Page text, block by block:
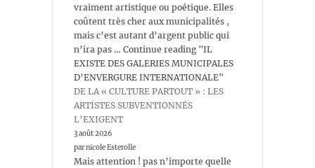
vraiment artistique ou poétique. Elles
coûtent très cher aux municipalités ,
mais c’est autant d’argent public qui
n’ira pas … Continue reading "IL
EXISTE DES GALERIES MUNICIPALES
D’ENVERGURE INTERNATIONALE"
DE LA « CULTURE PARTOUT » : LES
ARTISTES SUBVENTIONNÉS
L’EXIGENT
3 août 2026
par nicole Esterolle
Mais attention ! pas n’importe quelle